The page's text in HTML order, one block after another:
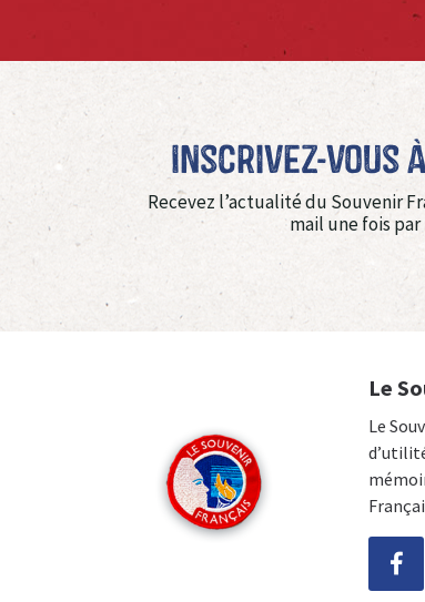
Inscrivez-vous
Recevez l’actualité du Souvenir
mail une fois par
Le
Le